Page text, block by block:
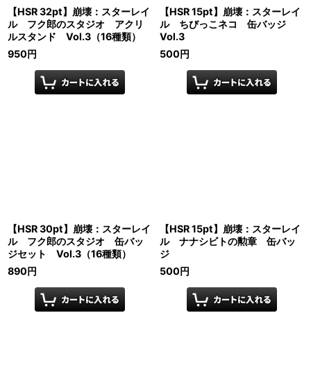
【HSR 32pt】崩壊：スターレイ
ル フク郎のスタジオ アクリ
ルスタンド Vol.3（16種類）
950円
【HSR 15pt】崩壊：スターレイ
ル ちびっこネコ 缶バッジ
Vol.3
500円
【HSR 30pt】崩壊：スターレイ
ル フク郎のスタジオ 缶バッ
ジセット Vol.3（16種類）
890円
【HSR 15pt】崩壊：スターレイ
ル ナナシビトの勲章 缶バッ
ジ
500円